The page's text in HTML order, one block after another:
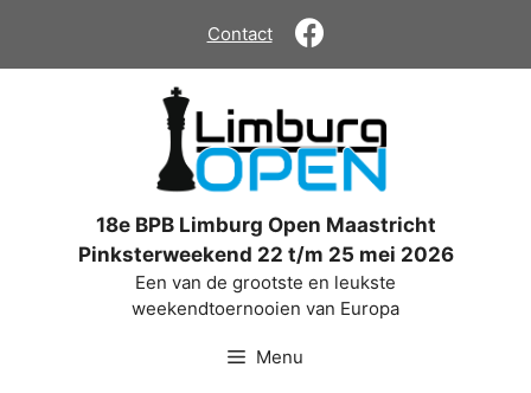
de
Contact
18e BPB Limburg Open Maastricht
Pinksterweekend 22 t/m 25 mei 2026
Een van de grootste en leukste
weekendtoernooien van Europa
Menu